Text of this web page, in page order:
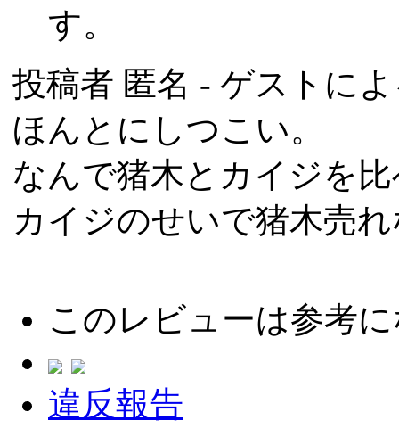
す。
投稿者 匿名 - ゲストに
ほんとにしつこい。
なんで猪木とカイジを
カイジのせいで猪木売
このレビューは参考
違反報告